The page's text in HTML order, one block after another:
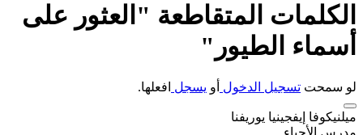
الكلمات المتقاطعة "العثور على
أسماء الطيور"
لو سمحت تسجيل الدخول أو يسجل افعلها.
ميلنيكوفا إيفجينيا يوريفنا
مدرس الأحياء